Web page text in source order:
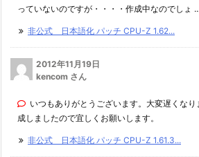
っていないのですが・・・・作成中なのでしょ ...
非公式 日本語化 パッチ CPU-Z 1.62...
2012年11月19日
kencom さん
いつもありがとうございます。大変遅くな
成しましたので宜しくお願いします。
非公式 日本語化 パッチ CPU-Z 1.61.3...